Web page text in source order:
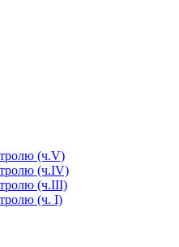
(ч.V)
(ч.IV)
(ч.III)
(ч. I)